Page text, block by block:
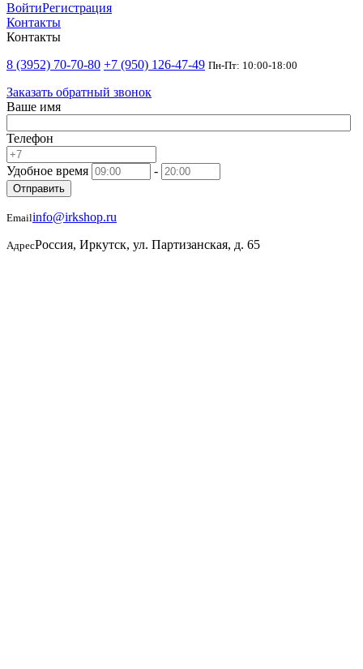
ВойтиРегистрация
Контакты
Контакты
8 (3952) 70-70-80 +7 (950) 126-47-49 Пн-Пт: 10:00-18:00
Заказать обратный звонок
Ваше имя
Телефон
Удобное время -
Отправить
Emailinfo@irkshop.ru
АдресРоссия, Иркутск, ул. Партизанская, д. 65